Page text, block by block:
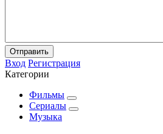
Отправить
Вход Регистрация
Категории
Фильмы
Сериалы
Музыка